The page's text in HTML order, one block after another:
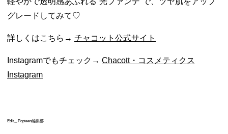
グレードしてみて♡
詳しくはこちら→ チャコット公式サイト
Instagramでもチェック→ Chacott・コスメティクス
Instagram
Edit＿Popteen編集部